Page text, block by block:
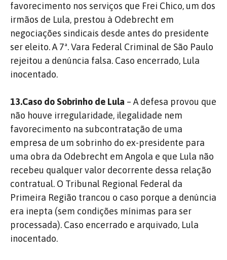
favorecimento nos serviços que Frei Chico, um dos
irmãos de Lula, prestou à Odebrecht em
negociações sindicais desde antes do presidente
ser eleito. A 7ª. Vara Federal Criminal de São Paulo
rejeitou a denúncia falsa. Caso encerrado, Lula
inocentado.
13.Caso do Sobrinho de Lula – A defesa provou que
não houve irregularidade, ilegalidade nem
favorecimento na subcontratação de uma
empresa de um sobrinho do ex-presidente para
uma obra da Odebrecht em Angola e que Lula não
recebeu qualquer valor decorrente dessa relação
contratual. O Tribunal Regional Federal da
Primeira Região trancou o caso porque a denúncia
era inepta (sem condições mínimas para ser
processada). Caso encerrado e arquivado, Lula
inocentado.